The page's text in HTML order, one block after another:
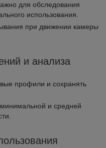
для обследования
использования.
при движении камеры
и анализа
профили и сохранять
и средней